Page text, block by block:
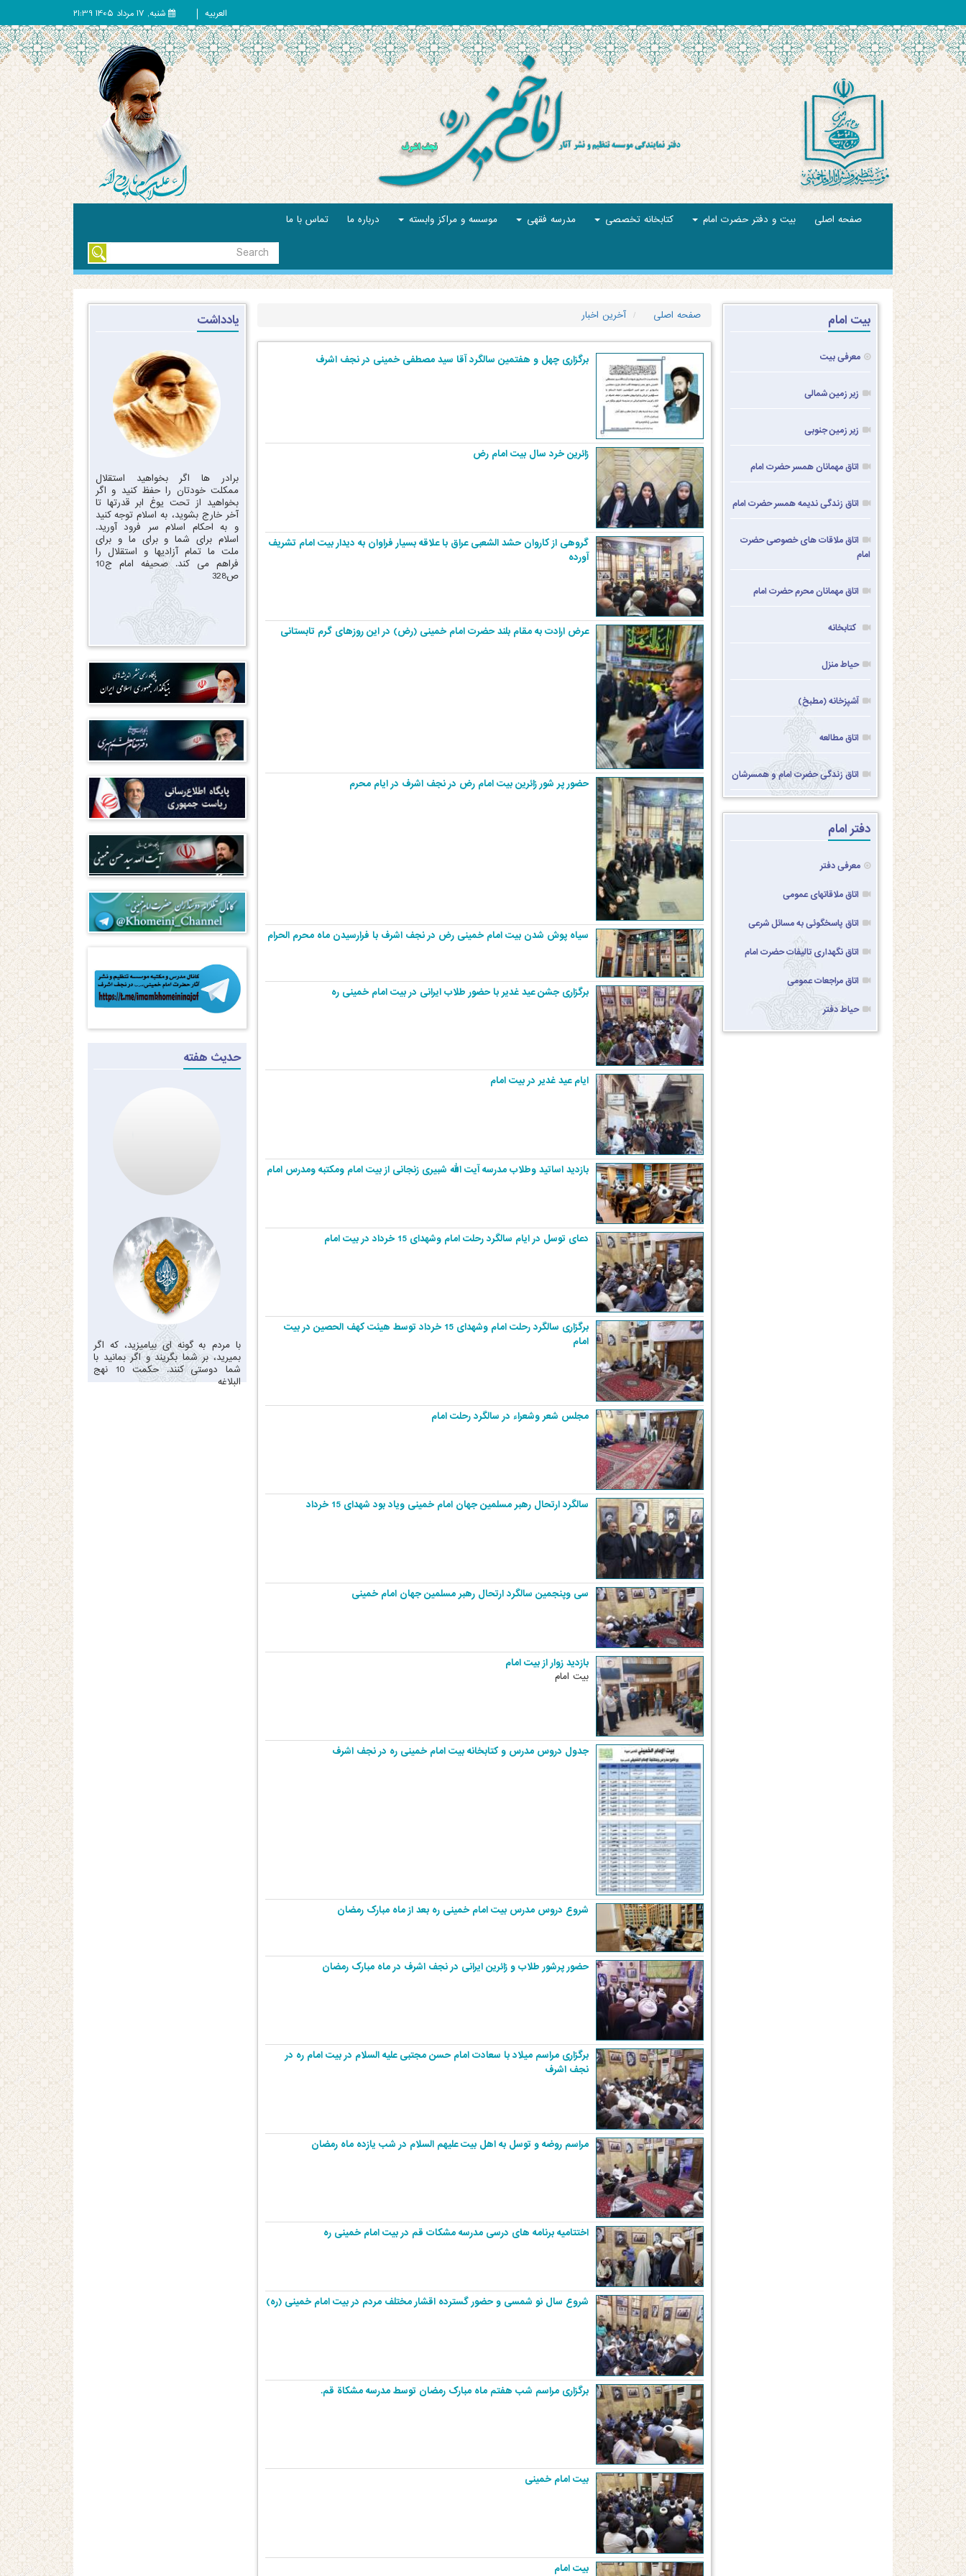
شنبه, 17 مرداد 1405 21:39 العربیه
صفحه اصلی بیت و دفتر حضرت امام کتابخانه تخصصی مدرسه فقهی موسسه و مراکز وابسته درباره ما تماس با ما
بیت امام
معرفی بیت
زیر زمین شمالی
زیر زمین جنوبی
اتاق مهمانان همسر حضرت امام
اتاق زندگی ندیمه همسر حضرت امام
اتاق ملاقات های خصوصی حضرت
امام
اتاق مهمانان محرم حضرت امام
کتابخانه
حیاط منزل
آشپزخانه (مطبخ)
اتاق مطالعه
اتاق زندگی حضرت امام و همسرشان
دفتر امام
معرفی دفتر
اتاق ملاقاتهای عمومی
اتاق پاسخگوئی به مسائل شرعی
اتاق نگهداری تالیفات حضرت امام
اتاق مراجعات عمومی
حیاط دفتر
صفحه اصلی آخرین اخبار
برگزاری چهل و هفتمین سالگرد آقا سید مصطفی خمینی در نجف اشرف
زائرین خرد سال بیت امام رض
گروهی از کاروان حشد الشعبی عراق با علاقه بسیار فراوان به دیدار بیت امام تشریف
آورده
عرض ارادت به مقام بلند حضرت امام خمینی (رض) در این روزهای گرم تابستانی
حضور پر شور زائرین بیت امام رض در نجف اشرف در ایام محرم
سیاه پوش شدن بیت امام خمینی رض در نجف اشرف با فرارسیدن ماه محرم الحرام
برگزاری جشن عید غدیر با حضور طلاب ایرانی در بیت امام خمینی ره
ایام عید غدیر در بیت امام
بازدید اساتید وطلاب مدرسه آیت الله شبیری زنجانی از بیت امام ومکتبه ومدرس امام
دعای توسل در ایام سالگرد رحلت امام وشهدای 15 خرداد در بیت امام
برگزاری سالگرد رحلت امام وشهدای 15 خرداد توسط هیئت کهف الحصین در بیت
امام
مجلس شعر وشعراء در سالگرد رحلت امام
سالگرد ارتحال رهبر مسلمین جهان امام خمینی ویاد بود شهدای 15 خرداد
سی وپنجمین سالگرد ارتحال رهبر مسلمین جهان امام خمینی
بازدید زوار از بیت امام
بیت امام
جدول دروس مدرس و کتابخانه بیت امام خمینی ره در نجف اشرف
شروع دروس مدرس بیت امام خمینی ره بعد از ماه مبارک رمضان
حضور پرشور طلاب و زائرین ایرانی در نجف اشرف در ماه مبارک رمضان
برگزاری مراسم میلاد با سعادت امام حسن مجتبی علیه السلام در بیت امام ره در
نجف اشرف
مراسم روضه و توسل به اهل بیت علیهم السلام در شب یازده ماه رمضان
اختتامیه برنامه های درسی مدرسه مشکات قم در بیت امام خمینی ره
شروع سال نو شمسی و حضور گسترده اقشار مختلف مردم در بیت امام خمینی (ره)
برگزاری مراسم شب هفتم ماه مبارک رمضان توسط مدرسه مشکاة قم.
بیت امام خمینی
بیت امام
یادداشت
برادر ها اگر بخواهید استقلال
ممکلت خودتان را حفظ کنید و اگر
بخواهید از تحت یوغ ابر قدرتها تا
آخر خارج بشوید، به اسلام توجه کنید
و به احکام اسلام سر فرود آورید.
اسلام برای شما و برای ما و برای
ملت ما تمام آزادیها و استقلال را
فراهم می کند. صحیفه امام ج10
ص328
حدیث هفته
با مردم به گونه ای بیامیزید، که اگر
بمیرید، بر شما بگریند و اگر بمانید با
شما دوستی کنند. حکمت 10 نهج
البلاغه